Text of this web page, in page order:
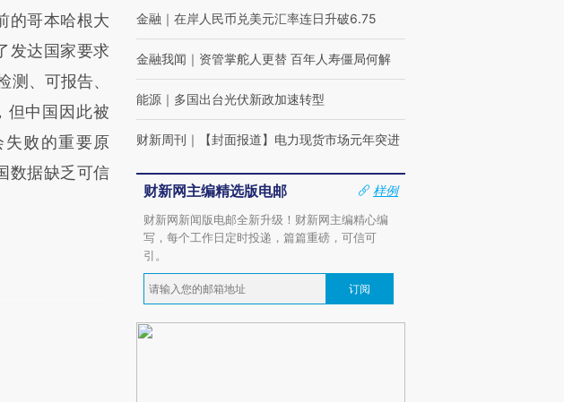
的哥本哈根大
发达国家要求
测、可报告、
但中国因此被
败的重要原
数据缺乏可信
金融 ｜ 在岸人民币兑美元汇率连日升破6.75
金融我闻 ｜ 资管掌舵人更替 百年人寿僵局何解
能源 ｜ 多国出台光伏新政加速转型
财新周刊 ｜ 【封面报道】电力现货市场元年突进
财新网主编精选版电邮
样例
财新网新闻版电邮全新升级！财新网主编精心编
写，每个工作日定时投递，篇篇重磅，可信可
引。
订阅